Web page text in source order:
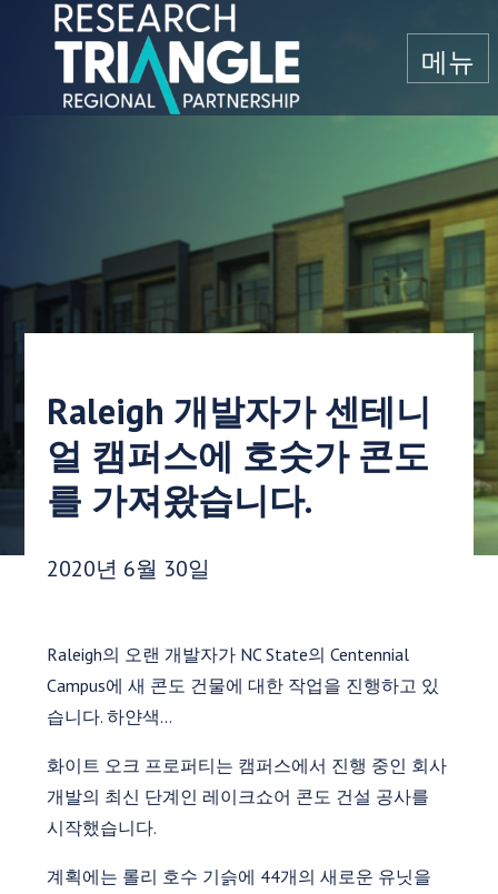
콘텐츠로 건너뛰기
메뉴
Raleigh 개발자가 센테니
얼 캠퍼스에 호숫가 콘도
를 가져왔습니다.
게시 날짜:
2020년 6월 30일
Raleigh의 오랜 개발자가 NC State의 Centennial
Campus에 새 콘도 건물에 대한 작업을 진행하고 있
습니다. 하얀색…
화이트 오크 프로퍼티는 캠퍼스에서 진행 중인 회사
개발의 최신 단계인 레이크쇼어 콘도 건설 공사를
시작했습니다.
계획에는 롤리 호수 기슭에 44개의 새로운 유닛을